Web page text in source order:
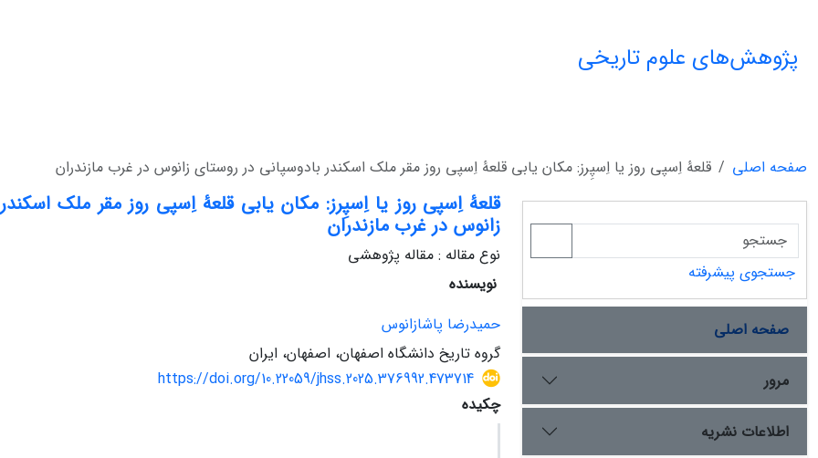
پژوهش‌های علوم تاریخی
صفحه اصلی قلعۀ اِسپی روز یا اِسپِرز: مکان یابی قلعۀ اِسپی روز مقر ملک اسکندر بادوسپانی در روستای زانوس در غرب مازندران
قلعۀ اِسپی روز یا اِسپِرز: مکان یابی قلعۀ اِسپی روز مقر ملک
زانوس در غرب مازندران
نوع مقاله : مقاله پژوهشی
نویسنده
حمیدرضا پاشازانوس
گروه تاریخ دانشگاه اصفهان، اصفهان، ایران
https://doi.org/10.22059/jhss.2025.376992.473714
چکیده
جستجوی پیشرفته
صفحه اصلی
مرور
اطلاعات نشریه